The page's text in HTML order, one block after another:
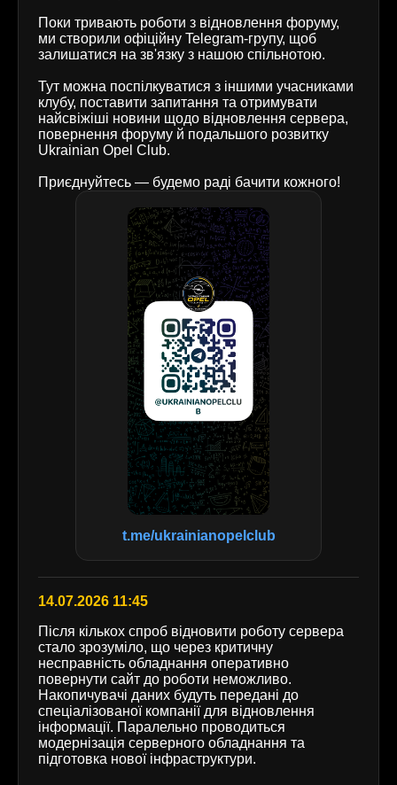
Поки тривають роботи з відновлення форуму,
ми створили офіційну Telegram-групу, щоб
залишатися на зв'язку з нашою спільнотою.
Тут можна поспілкуватися з іншими учасниками
клубу, поставити запитання та отримувати
найсвіжіші новини щодо відновлення сервера,
повернення форуму й подальшого розвитку
Ukrainian Opel Club.
Приєднуйтесь — будемо раді бачити кожного!
t.me/ukrainianopelclub
14.07.2026 11:45
Після кількох спроб відновити роботу сервера
стало зрозуміло, що через критичну
несправність обладнання оперативно
повернути сайт до роботи неможливо.
Накопичувачі даних будуть передані до
спеціалізованої компанії для відновлення
інформації. Паралельно проводиться
модернізація серверного обладнання та
підготовка нової інфраструктури.